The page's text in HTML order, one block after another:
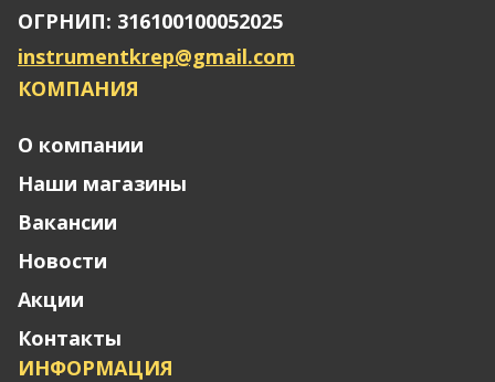
ОГРНИП: 316100100052025
instrumentkrep@gmail.com
КОМПАНИЯ
О компании
Наши магазины
Вакансии
Новости
Акции
Контакты
ИНФОРМАЦИЯ